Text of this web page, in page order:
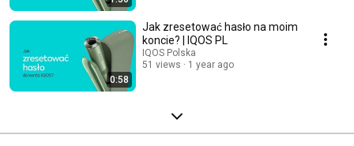
0:58
Jak zresetować hasło na moim
koncie? | IQOS PL
IQOS Polska
51 views
1 year ago